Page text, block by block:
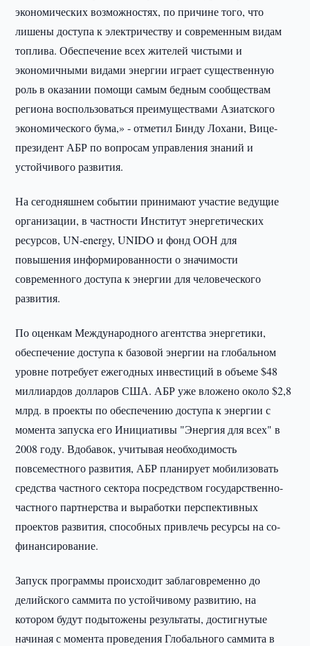
экономических возможностях, по причине того, что
лишены доступа к электричеству и современным видам
топлива. Обеспечение всех жителей чистыми и
экономичными видами энергии играет существенную
роль в оказании помощи самым бедным сообществам
региона воспользоваться преимуществами Азиатского
экономического бума,» - отметил Бинду Лохани, Вице-
президент АБР по вопросам управления знаний и
устойчивого развития.
На сегодняшнем событии принимают участие ведущие
организации, в частности Институт энергетических
ресурсов, UN-energy, UNIDO и фонд ООН для
повышения информированности о значимости
современного доступа к энергии для человеческого
развития.
По оценкам Международного агентства энергетики,
обеспечение доступа к базовой энергии на глобальном
уровне потребует ежегодных инвестиций в объеме $48
миллиардов долларов США. АБР уже вложено около $2,8
млрд. в проекты по обеспечению доступа к энергии с
момента запуска его Инициативы "Энергия для всех" в
2008 году. Вдобавок, учитывая необходимость
повсеместного развития, АБР планирует мобилизовать
средства частного сектора посредством государственно-
частного партнерства и выработки перспективных
проектов развития, способных привлечь ресурсы на со-
финансирование.
Запуск программы происходит заблаговременно до
делийского саммита по устойчивому развитию, на
котором будут подытожены результаты, достигнутые
начиная с момента проведения Глобального саммита в